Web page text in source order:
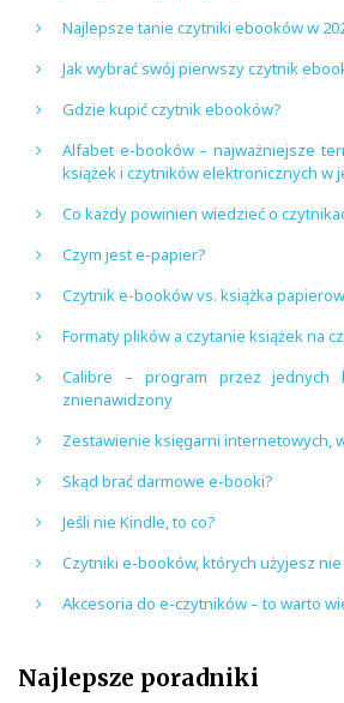
Najlepsze tanie czytniki ebooków w
Jak wybrać swój pierwszy czytnik
Gdzie kupić czytnik ebooków?
Alfabet e-booków – najważniejsze
książek i czytników elektronicznych w
Co każdy powinien wiedzieć o
Czym jest e-papier?
Czytnik e-booków vs. książka
Formaty plików a czytanie książek na
Calibre – program przez jednych
znienawidzony
Zestawienie księgarni internetowych,
Skąd brać darmowe e-booki?
Jeśli nie Kindle, to co?
Czytniki e-booków, których użyjesz
Akcesoria do e-czytników – to warto
Najlepsze poradniki